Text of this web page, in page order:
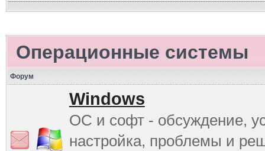
Операционные системы
Форум
Windows
ОС и софт - обсуждение,
настройка, проблемы и